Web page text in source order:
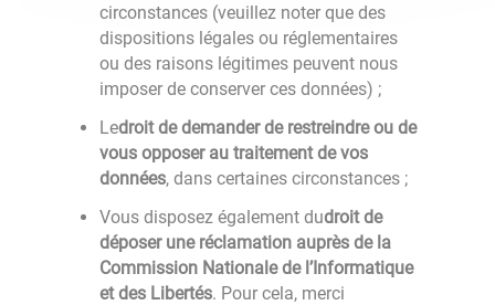
circonstances (veuillez noter que des
dispositions légales ou réglementaires
ou des raisons légitimes peuvent nous
imposer de conserver ces données) ;
Ledroit de demander de restreindre ou de
vous opposer au traitement de vos
données, dans certaines circonstances ;
Vous disposez également dudroit de
déposer une réclamation auprès de la
Commission Nationale de l’Informatique
et des Libertés. Pour cela, merci